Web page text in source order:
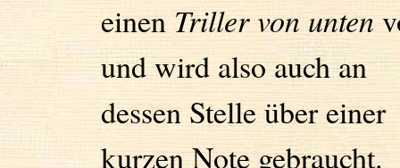
einen Triller von unten
und wird also auch an
dessen Stelle über einer
kurzen Note gebraucht.